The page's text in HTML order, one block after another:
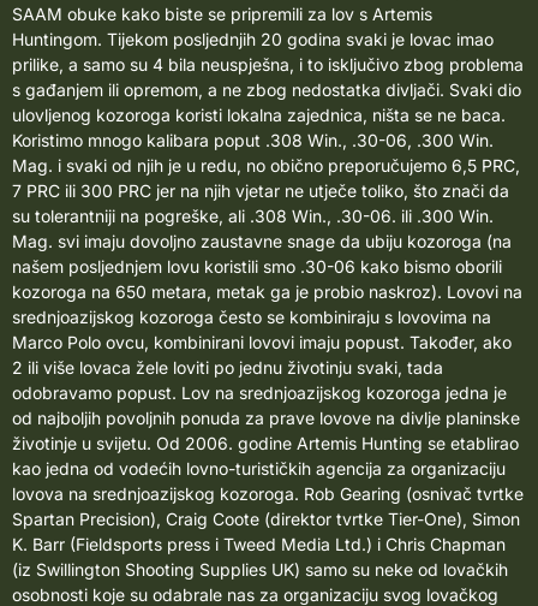
SAAM obuke kako biste se pripremili za lov s Artemis
Huntingom. Tijekom posljednjih 20 godina svaki je lovac imao
prilike, a samo su 4 bila neuspješna, i to isključivo zbog problema
s gađanjem ili opremom, a ne zbog nedostatka divljači. Svaki dio
ulovljenog kozoroga koristi lokalna zajednica, ništa se ne baca.
Koristimo mnogo kalibara poput .308 Win., .30-06, .300 Win.
Mag. i svaki od njih je u redu, no obično preporučujemo 6,5 PRC,
7 PRC ili 300 PRC jer na njih vjetar ne utječe toliko, što znači da
su tolerantniji na pogreške, ali .308 Win., .30-06. ili .300 Win.
Mag. svi imaju dovoljno zaustavne snage da ubiju kozoroga (na
našem posljednjem lovu koristili smo .30-06 kako bismo oborili
kozoroga na 650 metara, metak ga je probio naskroz). Lovovi na
srednjoazijskog kozoroga često se kombiniraju s lovovima na
Marco Polo ovcu, kombinirani lovovi imaju popust. Također, ako
2 ili više lovaca žele loviti po jednu životinju svaki, tada
odobravamo popust. Lov na srednjoazijskog kozoroga jedna je
od najboljih povoljnih ponuda za prave lovove na divlje planinske
životinje u svijetu. Od 2006. godine Artemis Hunting se etablirao
kao jedna od vodećih lovno-turističkih agencija za organizaciju
lovova na srednjoazijskog kozoroga. Rob Gearing (osnivač tvrtke
Spartan Precision), Craig Coote (direktor tvrtke Tier-One), Simon
K. Barr (Fieldsports press i Tweed Media Ltd.) i Chris Chapman
(iz Swillington Shooting Supplies UK) samo su neke od lovačkih
osobnosti koje su odabrale nas za organizaciju svog lovačkog